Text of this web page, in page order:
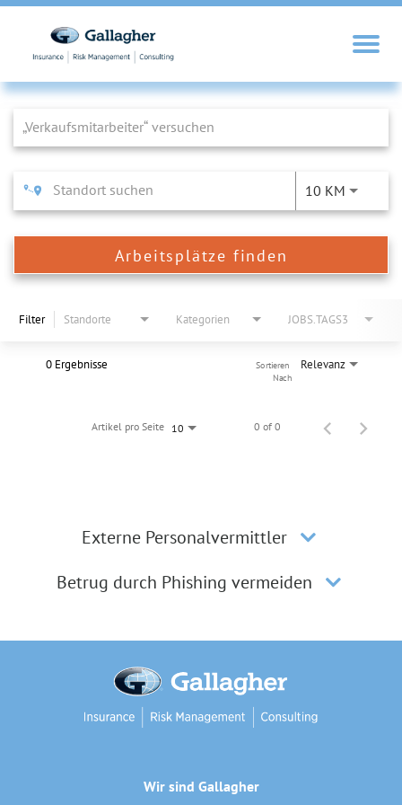
Job Search Page
10 KM
Arbeitsplätze finden
Filter Standorte Kategorien JOBS.TAGS3
0 Ergebnisse Relevanz
Sortieren
Nach
Artikel pro Seite 10 0 of 0
Externe Personalvermittler
Betrug durch Phishing vermeiden
Wir sind Gallagher